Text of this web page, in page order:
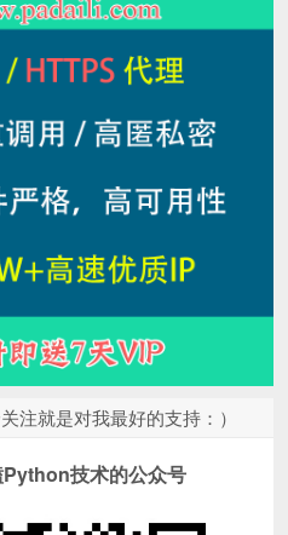
注就是对我最好的支持：）
技术的公众号